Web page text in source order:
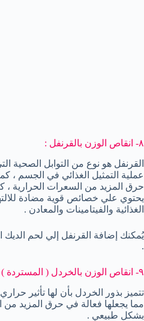
٨- انقاص الوزن بالقرنفل :
القرنفل هو نوع من التوابل الصحية
عملية التمثيل الغذائي في الجسم ،
حرق المزيد من السعرات الحرارية ،
يحتوي علي خصائص قوية مضادة
الغذائية والفيتامينات والمعادن .
يُمكنك إضافة القرنفل إلي لحم الديك
.
٩- انقاص الوزن بالخردل ( المستردة ) :
تتميز بذور الخردل بأن لها تأثير
مما يجعلها فعالة في حرق المزيد من
بشكل طبيعي .